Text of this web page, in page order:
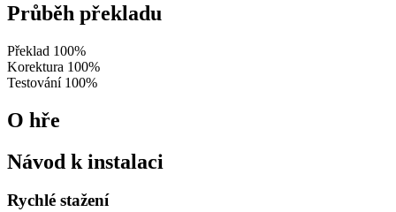
Průběh překladu
Překlad 100%
Korektura 100%
Testování 100%
O hře
Návod k instalaci
Rychlé stažení